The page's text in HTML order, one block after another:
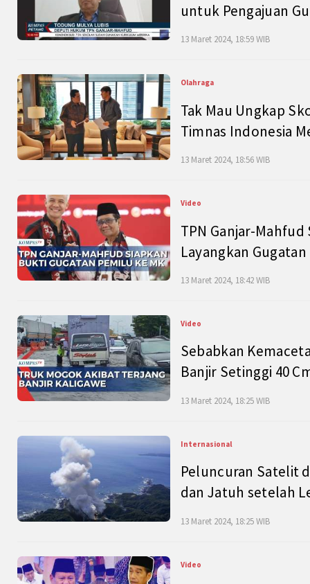
untuk Pengajuan
13 Maret 2024, 18:59 WIB
Olahraga
Tak Mau Ungkap
Timnas Indonesia
13 Maret 2024, 18:56 WIB
Video
TPN Ganjar-
Layangkan
13 Maret 2024, 18:42 WIB
Video
Sebabkan
Banjir Setinggi 40
13 Maret 2024, 18:25 WIB
Internasional
Peluncuran Satelit
dan Jatuh setelah
13 Maret 2024, 18:25 WIB
Video